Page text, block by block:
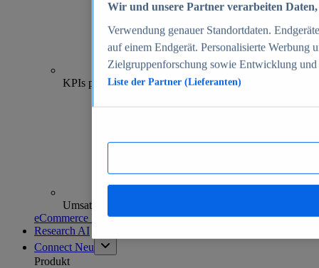
70+
KPIs pro Shop
Umsatzanalysen und -prognosen
eCommerce Insights entdecken
Research AI
Connect Neu
Produkt
Wir und unsere Partner verarbeiten
Verwendung genauer Standortdaten.
auf einem Endgerät. Personalisierte Werbung
Zielgruppenforschung sowie Entwicklung
Liste der Partner (Lieferanten)